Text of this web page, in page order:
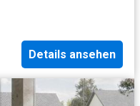
Details ansehen